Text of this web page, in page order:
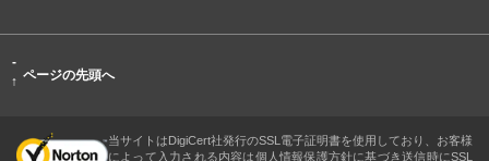
-
↑ ページの先頭へ
当サイトはDigiCert社発行のSSL電子証明書を使用しており、お客様
によって入力される内容は個人情報保護方針に基づき送信時にSSL